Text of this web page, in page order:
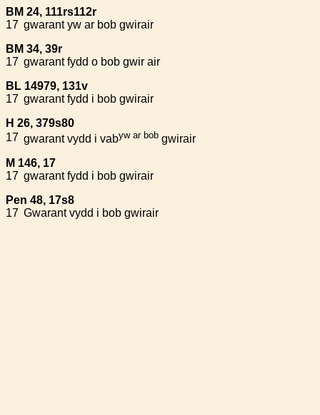
BM 24, 111rs112r
17 gwarant yw ar bob gwirair
BM 34, 39r
17 gwarant fydd o bob gwir air
BL 14979, 131v
17 gwarant fydd i bob gwirair
H 26, 379s80
17 gwarant vydd i vabyw ar bob gwirair
M 146, 17
17 gwarant fydd i bob gwirair
Pen 48, 17s8
17 Gwarant vydd i bob gwirair